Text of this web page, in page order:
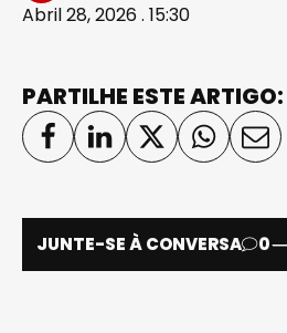
Abril 28, 2026 . 15:30
PARTILHE ESTE ARTIGO:
JUNTE-SE À CONVERSA 0